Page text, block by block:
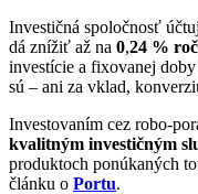
Investičná spoločnosť
dá znížiť až na 0,24 %
investície a fixovanej
sú – ani za vklad,
Investovaním cez robo-
kvalitným investičným
produktoch ponúkaných
článku o Portu.